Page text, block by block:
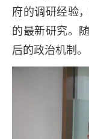
府的调研经验
的最新研究。
后的政治机制。